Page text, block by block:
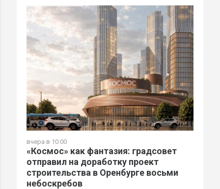
вчера в 10:00
«Космос» как фантазия: градсовет
отправил на доработку проект
строительства в Оренбурге восьми
небоскребов